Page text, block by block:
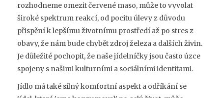
rozhodneme omezit červené maso, může to vyvolat
široké spektrum reakcí, od pocitu úlevy z důvodu
přispění k lepšímu životnímu prostředí až po stres z
obavy, že nám bude chybět zdroj železa a dalších živin.
Je důležité pochopit, že naše jídelníčky jsou často úzce
spojeny s našimi kulturními a sociálními identitami.
Jídlo má také silný komfortní aspekt a odříkání se